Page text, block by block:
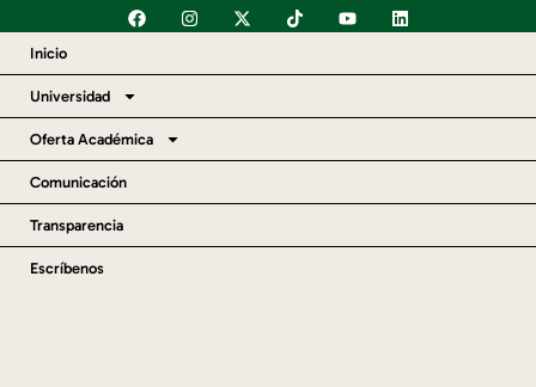
Inicio
Universidad
Oferta Académica
Comunicación
Transparencia
Escríbenos